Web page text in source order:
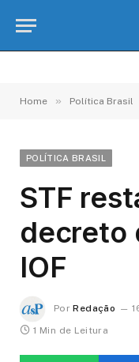
Home » Política Brasil
POLÍTICA BRASIL
STF
decreto
IOF
Por Redação
1 Min de Leitura